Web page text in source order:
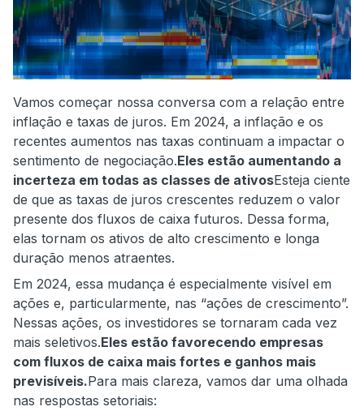
Vamos começar nossa conversa com a relação entre
inflação e taxas de juros. Em 2024, a inflação e os
recentes aumentos nas taxas continuam a impactar o
sentimento de negociação.Eles estão aumentando a
incerteza em todas as classes de ativosEsteja ciente
de que as taxas de juros crescentes reduzem o valor
presente dos fluxos de caixa futuros. Dessa forma,
elas tornam os ativos de alto crescimento e longa
duração menos atraentes.
Em 2024, essa mudança é especialmente visível em
ações e, particularmente, nas “ações de crescimento”.
Nessas ações, os investidores se tornaram cada vez
mais seletivos.Eles estão favorecendo empresas
com fluxos de caixa mais fortes e ganhos mais
previsíveis.Para mais clareza, vamos dar uma olhada
nas respostas setoriais: